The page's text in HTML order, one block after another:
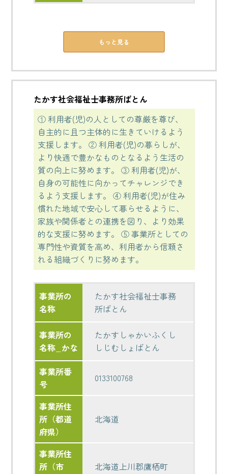
もっと見る
たかす社会福祉士事務所ばとん
① 利用者(児)の人としての尊厳を尊び、
自主的に且つ主体的に生きていけるよう
支援します。 ② 利用者(児)の暮らしが、
より快適で豊かなものとなるよう生活の
質の向上に努めます。 ③ 利用者(児)が、
自身の可能性に向かってチャレンジでき
るよう支援します。 ④ 利用者(児)が住み
慣れた地域で安心して暮らせるように、
家族や関係者との連携を図り、より効果
的な支援に努めます。 ⑤ 事業所としての
専門性や資質を高め、利用者から信頼さ
れる組織づくりに努めます。
事業所の
名称
たかす社会福祉士事務
所ばとん
事業所の
名称_かな
たかすしゃかいふくし
しじむしょばとん
事業所番
号
0133100768
事業所住
所（都道
府県）
北海道
事業所住
所（市
北海道上川郡鷹栖町